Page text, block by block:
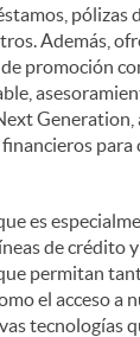
pólizas
Además,
promoción
Generation,
para
es
de crédito
permitan
el acceso a
tecnologías